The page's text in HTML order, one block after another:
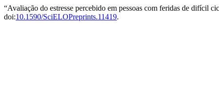
“Avaliação do estresse percebido em pessoas com feridas de difícil
doi:10.1590/SciELOPreprints.11419.